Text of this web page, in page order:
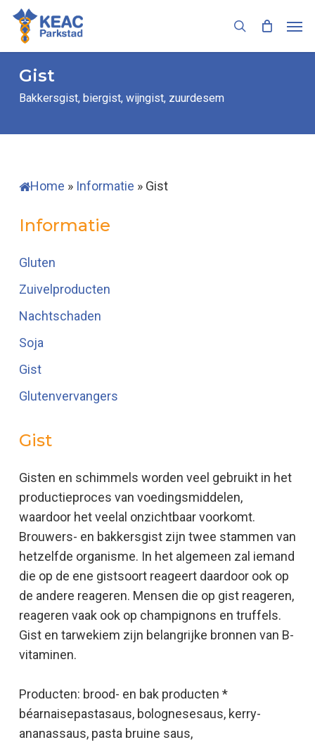
Skip
main
content
search
Gist
Bakkersgist, biergist, wijngist, zuurdesem
Home » Informatie » Gist
Informatie
Gluten
Zuivelproducten
Nachtschaden
Soja
Gist
Glutenvervangers
Gist
Gisten en schimmels worden veel gebruikt in het
productieproces van voedingsmiddelen,
waardoor het veelal onzichtbaar voorkomt.
Brouwers- en bakkersgist zijn twee stammen van
hetzelfde organisme. In het algemeen zal iemand
die op de ene gistsoort reageert daardoor ook op
de andere reageren. Mensen die op gist reageren,
reageren vaak ook op champignons en truffels.
Gist en tarwekiem zijn belangrijke bronnen van B-
vitaminen.
Producten: brood- en bak producten *
béarnaisepastasaus, bolognesesaus, kerry-
ananassaus, pasta bruine saus,